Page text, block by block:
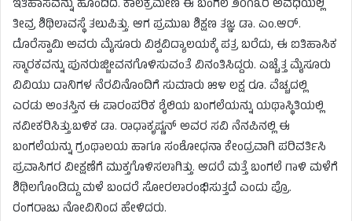
ಇತಿಹಾಸವನ್ನು ಹೊಂದಿದೆ. ಕಾಲಕ್ರಮೇಣ ಈ ಬಂಗಲೆ ೨೦೧೩ರ ಅವಧಿಯಲ್ಲಿ
ತೀವ್ರ ಶಿಥಿಲಾವಸ್ಥೆ ತಲುಪಿತ್ತು. ಆಗ ಪ್ರಮುಖ ಶಿಕ್ಷಣ ತಜ್ಞ ಡಾ. ಎಂ.ಆರ್.
ದೊರೆಸ್ವಾಮಿ ಅವರು ಮೈಸೂರು ವಿಶ್ವವಿದ್ಯಾಲಯಕ್ಕೆ ಪತ್ರ ಬರೆದು, ಈ ಐತಿಹಾಸಿಕ
ಸ್ಮಾರಕವನ್ನು ಪುನರುಜ್ಜೀವನಗೊಳಿಸುವಂತೆ ವಿನಂತಿಸಿದ್ದರು. ಎಚ್ಚೆತ್ತ ಮೈಸೂರು
ವಿವಿಯು ದಾನಿಗಳ ನೆರವಿನೊಂದಿಗೆ ಸುಮಾರು ೫೪ ಲಕ್ಷ ರೂ. ವೆಚ್ಚದಲ್ಲಿ
ಎರಡು ಅಂತಸ್ತಿನ ಈ ಪಾರಂಪರಿಕ ಶೈಲಿಯ ಬಂಗಲೆಯನ್ನು ಯಥಾಸ್ಥಿತಿಯಲ್ಲಿ
ನವೀಕರಿಸಿತ್ತು.ಬಳಿಕ ಡಾ. ರಾಧಾಕೃಷ್ಣನ್ ಅವರ ಸವಿ ನೆನಪಿನಲ್ಲಿ ಈ
ಬಂಗಲೆಯನ್ನು ಗ್ರಂಥಾಲಯ ಹಾಗೂ ಸಂಶೋಧನಾ ಕೇಂದ್ರವಾಗಿ ಪರಿವರ್ತಿಸಿ
ಪ್ರವಾಸಿಗರ ವೀಕ್ಷಣೆಗೆ ಮುಕ್ತಗೊಳಿಸಲಾಗಿತ್ತು. ಆದರೆ ಮತ್ತೆ ಬಂಗಲೆ ಗಾಳಿ ಮಳೆಗೆ
ಶಿಥಿಲಗೊಂಡಿದ್ದು ಮಳೆ ಬಂದರೆ ಸೋರಲಾರಂಭಿಸುತ್ತದೆ ಎಂದು ಪ್ರೊ.
ರಂಗರಾಜು ನೋವಿನಿಂದ ಹೇಳಿದರು.